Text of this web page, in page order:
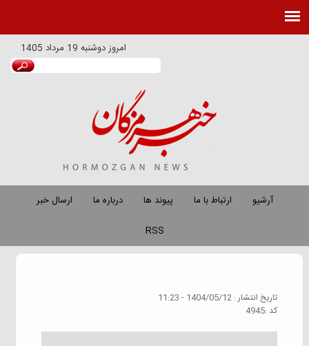
امروزدوشنبه 19 مرداد 1405
آرشیو ارتباط با ما پیوند ها درباره ما
ارسال خبر
RSS
تاريخ انتشار : 1404/05/12 - 11:23
كد :4945